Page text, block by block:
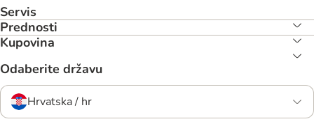
Servis
Prednosti
Kupovina
Odaberite državu
Hrvatska / hr